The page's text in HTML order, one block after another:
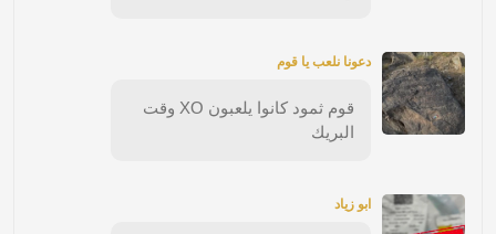
دعونا نلعب يا قوم
قوم ثمود كانوا يلعبون XO وقت
البريك
ابو زياد